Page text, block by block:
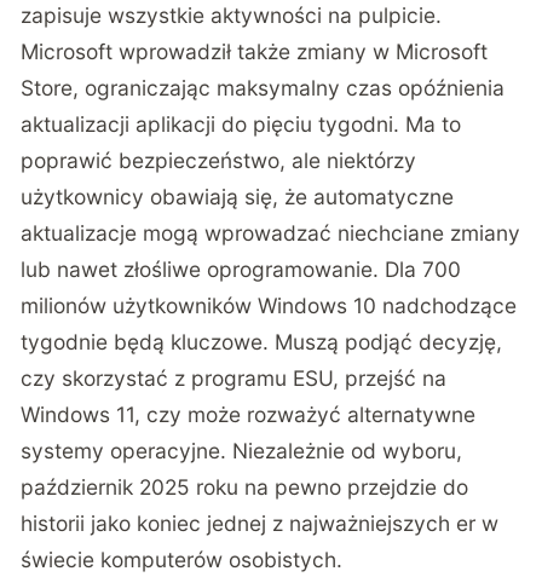
zapisuje wszystkie aktywności na pulpicie.
Microsoft wprowadził także zmiany w Microsoft
Store, ograniczając maksymalny czas opóźnienia
aktualizacji aplikacji do pięciu tygodni. Ma to
poprawić bezpieczeństwo, ale niektórzy
użytkownicy obawiają się, że automatyczne
aktualizacje mogą wprowadzać niechciane zmiany
lub nawet złośliwe oprogramowanie. Dla 700
milionów użytkowników Windows 10 nadchodzące
tygodnie będą kluczowe. Muszą podjąć decyzję,
czy skorzystać z programu ESU, przejść na
Windows 11, czy może rozważyć alternatywne
systemy operacyjne. Niezależnie od wyboru,
październik 2025 roku na pewno przejdzie do
historii jako koniec jednej z najważniejszych er w
świecie komputerów osobistych.